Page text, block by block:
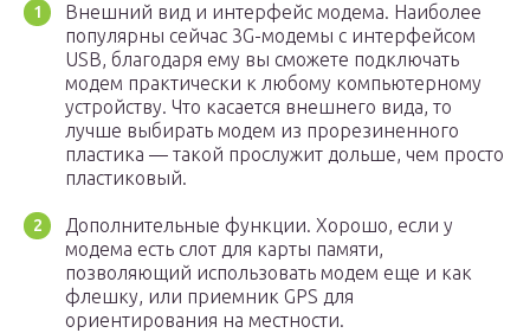
Внешний вид и интерфейс модема. Наиболее
популярны сейчас 3G-модемы с интерфейсом
USB, благодаря ему вы сможете подключать
модем практически к любому компьютерному
устройству. Что касается внешнего вида, то
лучше выбирать модем из прорезиненного
пластика — такой прослужит дольше, чем просто
пластиковый.
Дополнительные функции. Хорошо, если у
модема есть слот для карты памяти,
позволяющий использовать модем еще и как
флешку, или приемник GPS для
ориентирования на местности.